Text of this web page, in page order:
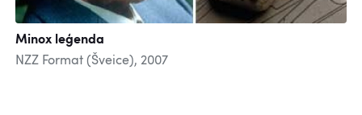
Minox leģenda
NZZ Format (Šveice), 2007